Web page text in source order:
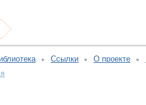
Ссылки О проекте